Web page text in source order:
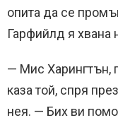
опита да се
Гарфийлд я хвана
— Мис Харингтън,
каза той, спря
нея. — Бих ви